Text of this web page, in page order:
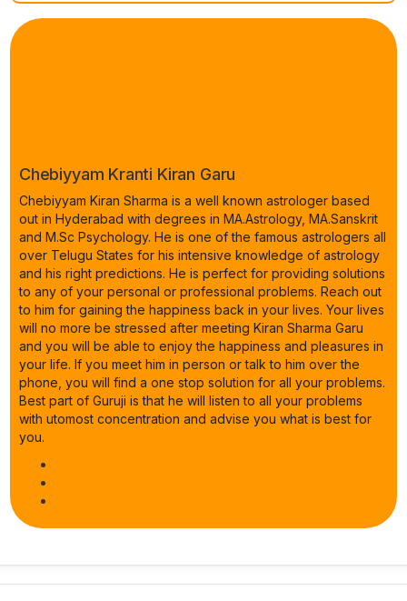
Chebiyyam Kranti Kiran Garu
Chebiyyam Kiran Sharma is a well known astrologer based
out in Hyderabad with degrees in MA.Astrology, MA.Sanskrit
and M.Sc Psychology. He is one of the famous astrologers all
over Telugu States for his intensive knowledge of astrology
and his right predictions. He is perfect for providing solutions
to any of your personal or professional problems. Reach out
to him for gaining the happiness back in your lives. Your lives
will no more be stressed after meeting Kiran Sharma Garu
and you will be able to enjoy the happiness and pleasures in
your life. If you meet him in person or talk to him over the
phone, you will find a one stop solution for all your problems.
Best part of Guruji is that he will listen to all your problems
with utomost concentration and advise you what is best for
you.